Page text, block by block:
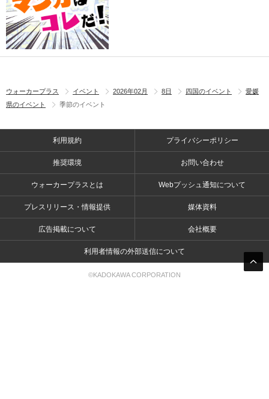
ウォーカープラス イベント 2026年02月 8日 四国のイベント
愛媛
県のイベント
季節のイベント
利用規約 プライバシーポリシー
推奨環境 お問い合わせ
ウォーカープラスとは Webプッシュ通知について
プレスリリース・情報提供 媒体資料
広告掲載について 会社概要
利用者情報の外部送信について
©KADOKAWA CORPORATION